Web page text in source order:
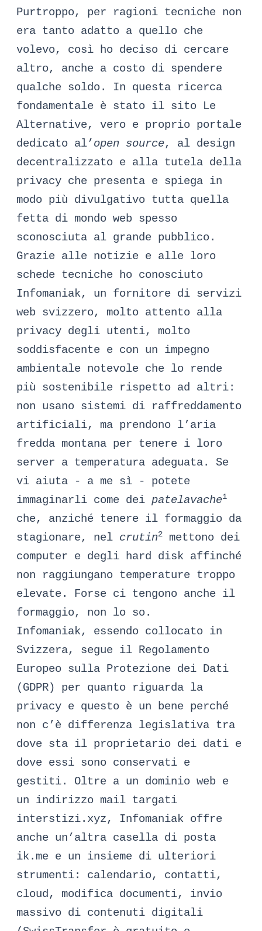
Purtroppo, per ragioni tecniche non
era tanto adatto a quello che
volevo, così ho deciso di cercare
altro, anche a costo di spendere
qualche soldo. In questa ricerca
fondamentale è stato il sito Le
Alternative, vero e proprio portale
dedicato al’open source, al design
decentralizzato e alla tutela della
privacy che presenta e spiega in
modo più divulgativo tutta quella
fetta di mondo web spesso
sconosciuta al grande pubblico.
Grazie alle notizie e alle loro
schede tecniche ho conosciuto
Infomaniak, un fornitore di servizi
web svizzero, molto attento alla
privacy degli utenti, molto
soddisfacente e con un impegno
ambientale notevole che lo rende
più sostenibile rispetto ad altri:
non usano sistemi di raffreddamento
artificiali, ma prendono l’aria
fredda montana per tenere i loro
server a temperatura adeguata. Se
vi aiuta - a me sì - potete
immaginarli come dei patelavache1
che, anziché tenere il formaggio da
stagionare, nel crutin2
mettono dei
computer e degli hard disk affinché
non raggiungano temperature troppo
elevate. Forse ci tengono anche il
formaggio, non lo so.
Infomaniak, essendo collocato in
Svizzera, segue il Regolamento
Europeo sulla Protezione dei Dati
(GDPR) per quanto riguarda la
privacy e questo è un bene perché
non c’è differenza legislativa tra
dove sta il proprietario dei dati e
dove essi sono conservati e
gestiti. Oltre a un dominio web e
un indirizzo mail targati
interstizi.xyz, Infomaniak offre
anche un’altra casella di posta
ik.me e un insieme di ulteriori
strumenti: calendario, contatti,
cloud, modifica documenti, invio
massivo di contenuti digitali